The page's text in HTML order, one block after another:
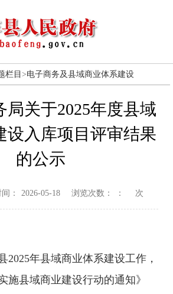
栏目 >电子商务及县域商业体系建设
局关于2025年度县域
设入库项目评审结果
的公示
： 2026-05-18 浏览次数： ： 次
2025年县域商业体系建设工作，
施县域商业建设行动的通知》